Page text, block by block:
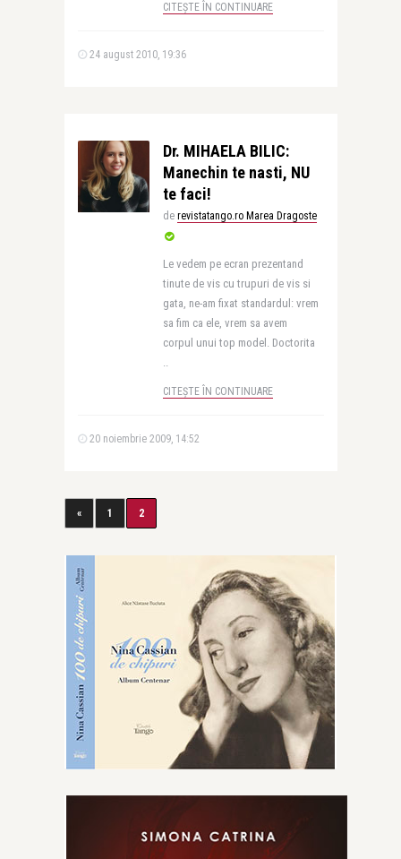
CITEȘTE ÎN CONTINUARE
24 august 2010, 19:36
Dr. MIHAELA BILIC:
Manechin te nasti, NU
te faci!
de revistatango.ro Marea Dragoste
Le vedem pe ecran prezentand
tinute de vis cu trupuri de vis si
gata, ne-am fixat standardul: vrem
sa fim ca ele, vrem sa avem
corpul unui top model. Doctorita
..
CITEȘTE ÎN CONTINUARE
20 noiembrie 2009, 14:52
« 1 2